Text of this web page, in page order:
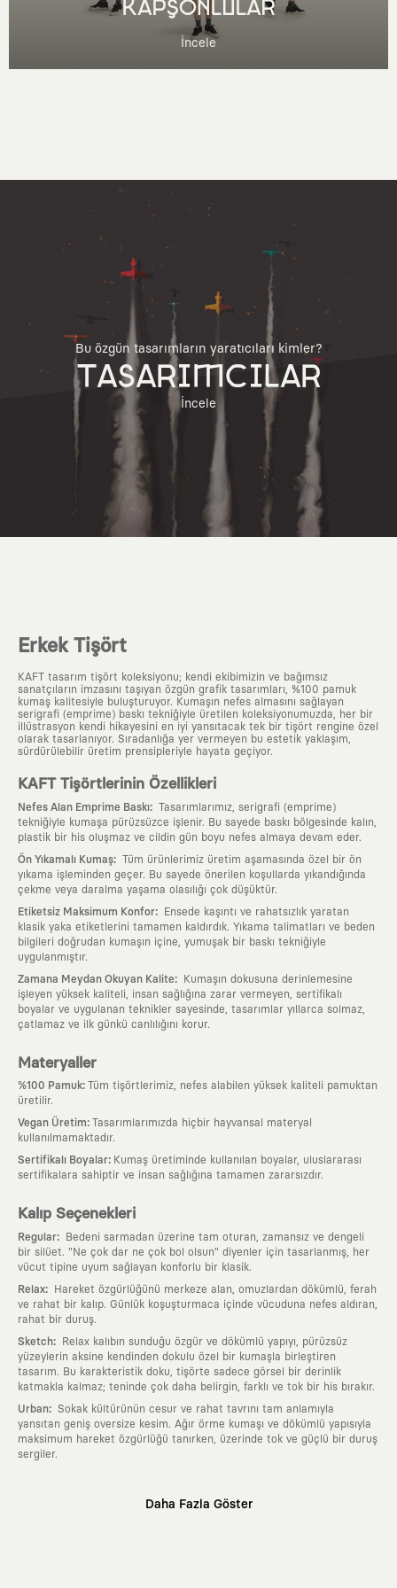
KAPŞONLULAR
İncele
Bu özgün tasarımların yaratıcıları kimler?
TASARIMCILAR
İncele
Erkek Tişört
KAFT tasarım tişört koleksiyonu; kendi ekibimizin ve bağımsız
sanatçıların imzasını taşıyan özgün grafik tasarımları, %100 pamuk
kumaş kalitesiyle buluşturuyor. Kumaşın nefes almasını sağlayan
serigrafi (emprime) baskı tekniğiyle üretilen koleksiyonumuzda, her bir
illüstrasyon kendi hikayesini en iyi yansıtacak tek bir tişört rengine özel
olarak tasarlanıyor. Sıradanlığa yer vermeyen bu estetik yaklaşım,
sürdürülebilir üretim prensipleriyle hayata geçiyor.
KAFT Tişörtlerinin Özellikleri
Nefes Alan Emprime Baskı: Tasarımlarımız, serigrafi (emprime)
tekniğiyle kumaşa pürüzsüzce işlenir. Bu sayede baskı bölgesinde kalın,
plastik bir his oluşmaz ve cildin gün boyu nefes almaya devam eder.
Ön Yıkamalı Kumaş: Tüm ürünlerimiz üretim aşamasında özel bir ön
yıkama işleminden geçer. Bu sayede önerilen koşullarda yıkandığında
çekme veya daralma yaşama olasılığı çok düşüktür.
Etiketsiz Maksimum Konfor:
Ensede kaşıntı ve rahatsızlık yaratan
klasik yaka etiketlerini tamamen kaldırdık. Yıkama talimatları ve beden
bilgileri doğrudan kumaşın içine, yumuşak bir baskı tekniğiyle
uygulanmıştır.
Zamana Meydan Okuyan Kalite:
Kumaşın dokusuna derinlemesine
işleyen yüksek kaliteli, insan sağlığına zarar vermeyen, sertifikalı
boyalar ve uygulanan teknikler sayesinde, tasarımlar yıllarca solmaz,
çatlamaz ve ilk günkü canlılığını korur.
Materyaller
%100 Pamuk:
Tüm tişörtlerimiz, nefes alabilen yüksek kaliteli pamuktan
üretilir.
Vegan Üretim:
Tasarımlarımızda hiçbir hayvansal materyal
kullanılmamaktadır.
Sertifikalı Boyalar: Kumaş üretiminde kullanılan boyalar, uluslararası
sertifikalara sahiptir ve insan sağlığına tamamen zararsızdır.
Kalıp Seçenekleri
Regular:
Bedeni sarmadan üzerine tam oturan, zamansız ve dengeli
bir silüet. "Ne çok dar ne çok bol olsun" diyenler için tasarlanmış, her
vücut tipine uyum sağlayan konforlu bir klasik.
Relax:
Hareket özgürlüğünü merkeze alan, omuzlardan dökümlü, ferah
ve rahat bir kalıp. Günlük koşuşturmaca içinde vücuduna nefes aldıran,
rahat bir duruş.
Sketch:
Relax kalıbın sunduğu özgür ve dökümlü yapıyı, pürüzsüz
yüzeylerin aksine kendinden dokulu özel bir kumaşla birleştiren
tasarım. Bu karakteristik doku, tişörte sadece görsel bir derinlik
katmakla kalmaz; teninde çok daha belirgin, farklı ve tok bir his bırakır.
Urban: Sokak kültürünün cesur ve rahat tavrını tam anlamıyla
yansıtan geniş oversize kesim. Ağır örme kumaşı ve dökümlü yapısıyla
maksimum hareket özgürlüğü tanırken, üzerinde tok ve güçlü bir duruş
sergiler.
Daha Fazla Göster